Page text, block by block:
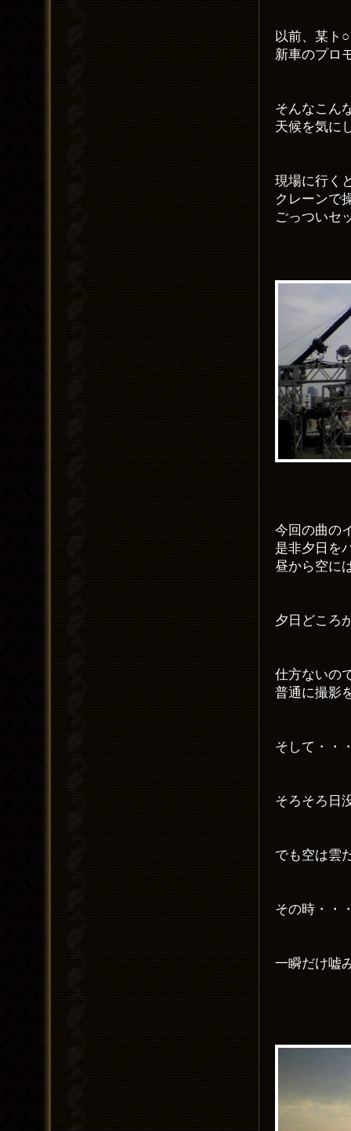
以前、某ト
新車のプロ
そんなこん
天候を気に
現場に行く
クレーンで
ごっついセ
今回の曲の
是非夕日を
昼から空に
夕日どころ
仕方ないの
普通に撮影
そして・・
そろそろ日
でも空は雲
その時・・
一瞬だけ嘘